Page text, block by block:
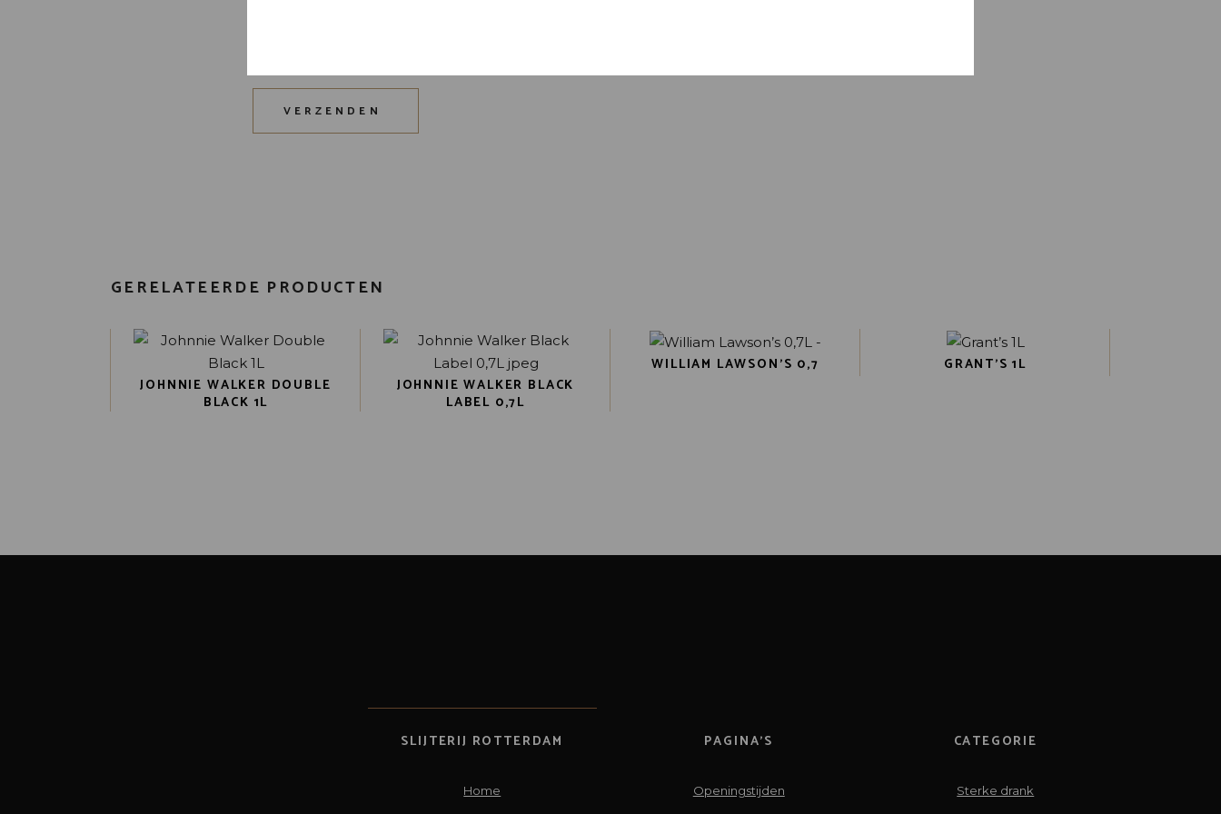
VERZENDEN
GERELATEERDE PRODUCTEN
JOHNNIE WALKER DOUBLE
BLACK 1L
JOHNNIE WALKER BLACK
LABEL 0,7L
WILLIAM LAWSON’S 0,7 GRANT’S 1L
SLIJTERIJ ROTTERDAM
Home
PAGINA’S
Openingstijden
CATEGORIE
Sterke drank